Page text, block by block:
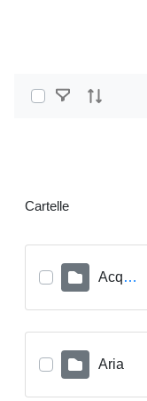
Select Items
Cartelle
Acqua
Aria